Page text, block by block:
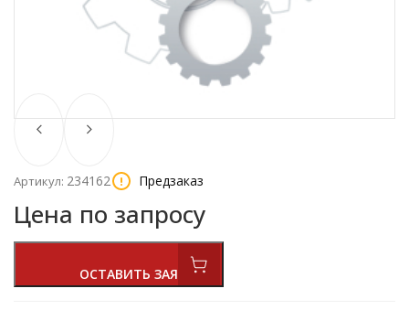
Артикул: 234162 Предзаказ
Цена по запросу